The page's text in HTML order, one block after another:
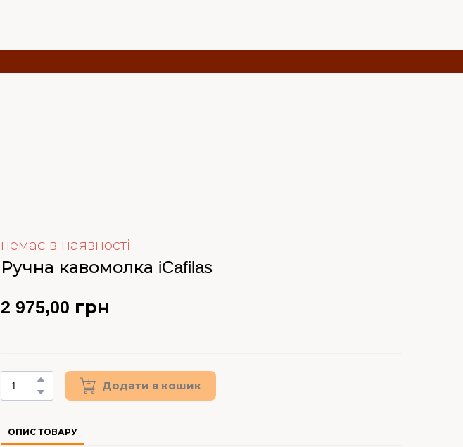
немає в наявності
Ручна кавомолка iCafilas
2 975,00 грн
Додати в кошик
ОПИС ТОВАРУ